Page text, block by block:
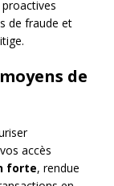
de fraude et
de
accès
forte, rendue